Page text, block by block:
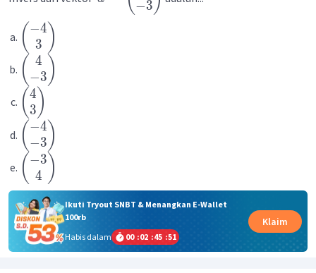
−3
( −4
3 )
( 4
−3 )
( 4
3 )
( −4
−3 )
( −3
4 )
Ikuti Tryout SNBT & Menangkan E-Wallet
100rb
Habis dalam
00 :02 :45 :51
Klaim